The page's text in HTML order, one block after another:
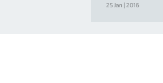
25 Jan | 2016